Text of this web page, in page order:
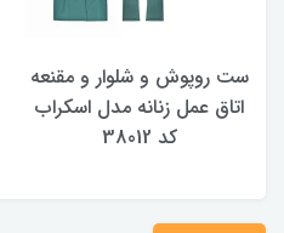
ست روپوش و شلوار و مقنعه
اتاق عمل زنانه مدل اسکراب
کد 38012